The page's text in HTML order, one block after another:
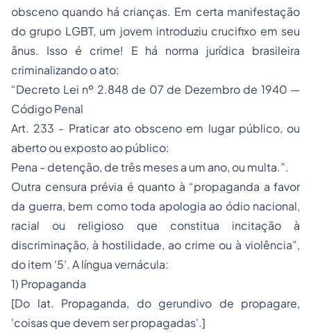
obsceno quando há crianças. Em certa manifestação
do grupo LGBT, um jovem introduziu crucifixo em seu
ânus. Isso é crime! E há norma jurídica brasileira
criminalizando o ato:
“Decreto Lei nº 2.848 de 07 de Dezembro de 1940 —
Código Penal
Art. 233 - Praticar ato obsceno em lugar público, ou
aberto ou exposto ao público:
Pena - detenção, de três meses a um ano, ou multa.”.
Outra censura prévia é quanto à “propaganda a favor
da guerra, bem como toda apologia ao ódio nacional,
racial ou religioso que constitua incitação à
discriminação, à hostilidade, ao crime ou à violência”,
do item ‘5’. A língua vernácula:
1) Propaganda
[Do lat. Propaganda, do gerundivo de propagare,
'coisas que devem ser propagadas'.]